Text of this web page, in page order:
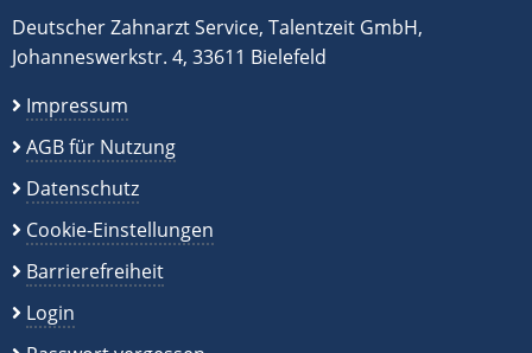
Deutscher Zahnarzt Service, Talentzeit GmbH,
Johanneswerkstr. 4, 33611 Bielefeld
Impressum
AGB für Nutzung
Datenschutz
Cookie-Einstellungen
Barrierefreiheit
Login